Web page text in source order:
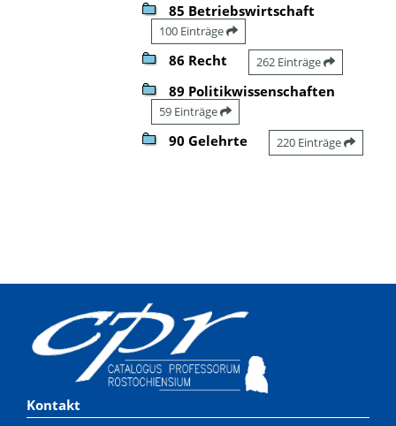
85 Betriebswirtschaft
100 Einträge
86 Recht 262 Einträge
89 Politikwissenschaften
59 Einträge
90 Gelehrte 220 Einträge
Kontakt